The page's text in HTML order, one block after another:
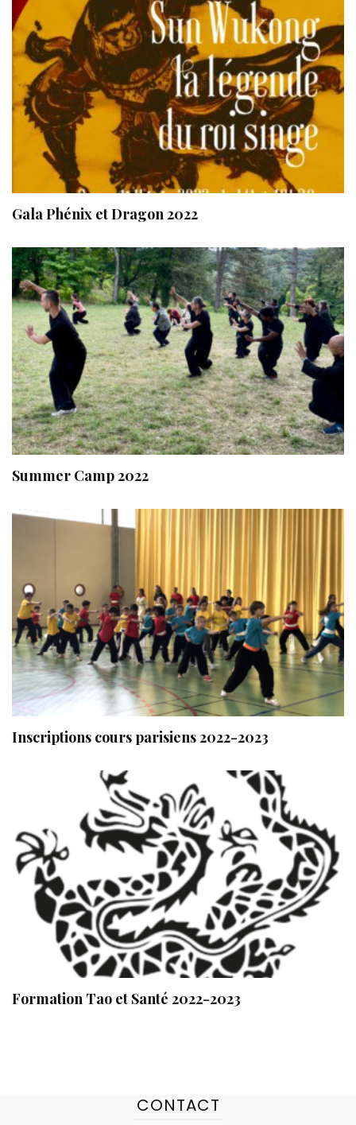
Gala Phénix et Dragon 2022
Summer Camp 2022
Inscriptions cours parisiens 2022-2023
Formation Tao et Santé 2022-2023
CONTACT